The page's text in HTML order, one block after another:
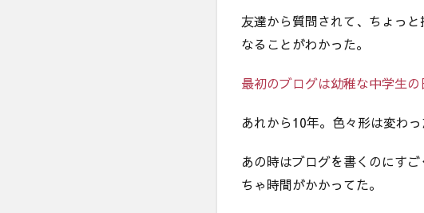
友達から質問されて、ちょっ
なることがわかった。
最初のブログは幼稚な中学生の
あれから10年。色々形は変わ
あの時はブログを書くのにす
ちゃ時間がかかってた。